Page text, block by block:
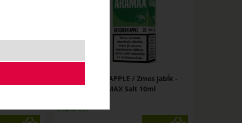
-
REDGREEN APPLE / Zmes jabĺk -
ARAMAX Salt 10ml
SKLADOM